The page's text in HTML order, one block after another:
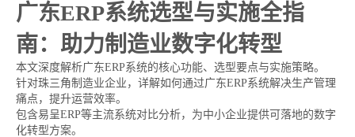
广东ERP系统选型与实施全指
南：助力制造业数字化转型
本文深度解析广东ERP系统的核心功能、选型要点与实施策略。
针对珠三角制造业企业，详解如何通过广东ERP系统解决生产管理
痛点，提升运营效率。
包含易呈ERP等主流系统对比分析，为中小企业提供可落地的数字
化转型方案。